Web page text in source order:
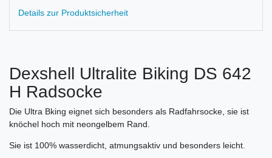
Details zur Produktsicherheit
Dexshell Ultralite Biking DS 642
H Radsocke
Die Ultra Bking eignet sich besonders als Radfahrsocke, sie ist
knöchel hoch mit neongelbem Rand.
Sie ist 100% wasserdicht, atmungsaktiv und besonders leicht.